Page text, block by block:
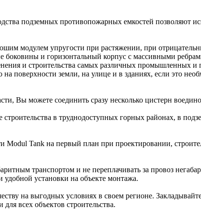
подземных противопожарных емкостей позволяют
модулем упругости при растяжении, при
боковины и горизонтальный корпус с массивными
и строительства самых различных промышленных и
поверхности земли, на улице и в зданиях, если это
Вы можете соединить сразу несколько цистерн
в труднодоступных горных районах, в
Tank на первый план при проектировании,
транспортом и не переплачивать за провоз
установки на объекте монтажа.
на выгодных условиях в своем регионе.
всех объектов строительства.